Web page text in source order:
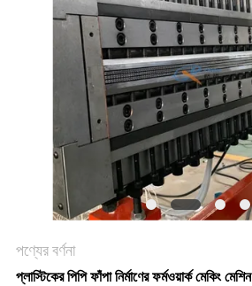
উদ্ধৃতি
অনুরোধ
গোপনীয়তা
নীতি
পণ্যের বর্ণনা
প্লাস্টিকের পিপি ফাঁপা নির্মাণের ফর্মওয়ার্ক মেকিং মেশিন